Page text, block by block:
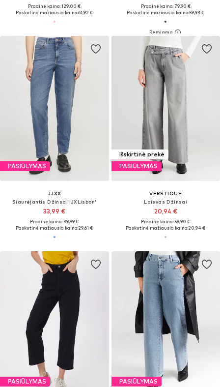
Pradinė kaina: 129,00 €
Paskutinė mažiausia kaina:61,92 €
Pradinė kaina: 79,90 €
Paskutinė mažiausia kaina:59,93 €
PASIŪLYMAS
JJXX
Siaurėjantis Džinsai 'JXLisbon'
33,99 €
Pradinė kaina: 39,99 €
Paskutinė mažiausia kaina:29,61 €
Išskirtinė prekė
PASIŪLYMAS
VERSTIQUE
Laisvas Džinsai
20,94 €
Pradinė kaina: 59,90 €
Paskutinė mažiausia kaina:20,94 €
PASIŪLYMAS PASIŪLYMAS